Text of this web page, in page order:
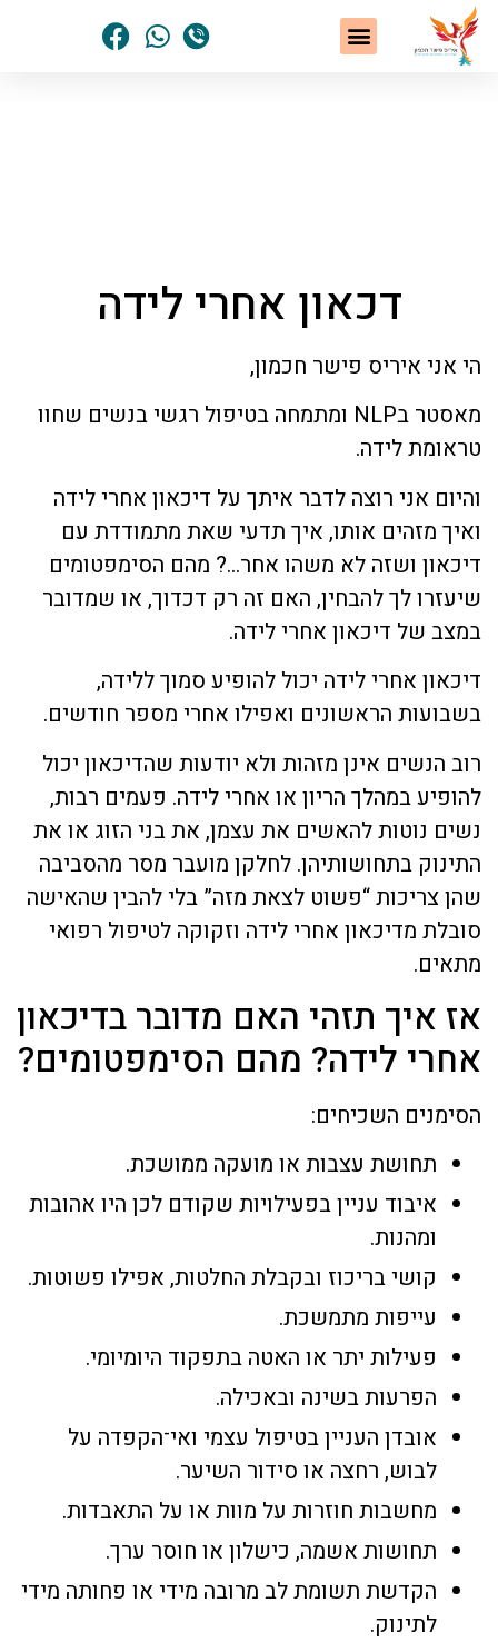
דכאון אחרי לידה
הי אני איריס פישר חכמון,
מאסטר בNLP ומתמחה בטיפול רגשי בנשים שחוו
טראומת לידה.
והיום אני רוצה לדבר איתך על דיכאון אחרי לידה
ואיך מזהים אותו, איך תדעי שאת מתמודדת עם
דיכאון ושזה לא משהו אחר…? מהם הסימפטומים
שיעזרו לך להבחין, האם זה רק דכדוך, או שמדובר
במצב של דיכאון אחרי לידה.
דיכאון אחרי לידה יכול להופיע סמוך ללידה,
בשבועות הראשונים ואפילו אחרי מספר חודשים.
רוב הנשים אינן מזהות ולא יודעות שהדיכאון יכול
להופיע במהלך הריון או אחרי לידה. פעמים רבות,
נשים נוטות להאשים את עצמן, את בני הזוג או את
התינוק בתחושותיהן. לחלקן מועבר מסר מהסביבה
שהן צריכות “פשוט לצאת מזה” בלי להבין שהאישה
סובלת מדיכאון אחרי לידה וזקוקה לטיפול רפואי
מתאים.
אז איך תזהי האם מדובר בדיכאון
אחרי לידה? מהם הסימפטומים?
הסימנים השכיחים:
תחושת עצבות או מועקה ממושכת.
איבוד עניין בפעילויות שקודם לכן היו אהובות
ומהנות.
קושי בריכוז ובקבלת החלטות, אפילו פשוטות.
עייפות מתמשכת.
פעילות יתר או האטה בתפקוד היומיומי.
הפרעות בשינה ובאכילה.
אובדן העניין בטיפול עצמי ואי־הקפדה על
לבוש, רחצה או סידור השיער.
מחשבות חוזרות על מוות או על התאבדות.
תחושות אשמה, כישלון או חוסר ערך.
הקדשת תשומת לב מרובה מידי או פחותה מידי
לתינוק.